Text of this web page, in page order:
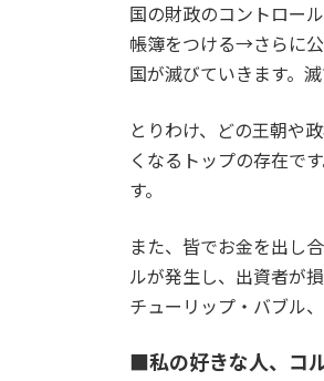
国の財政のコントロー
帳簿をつける→さらに
国が滅びていきます。
とりわけ、どの王朝や
くなるトップの存在で
す。
また、皆でお金を出し
ルが発生し、出資者が
チューリップ・バブル
■私の好きな人、コ